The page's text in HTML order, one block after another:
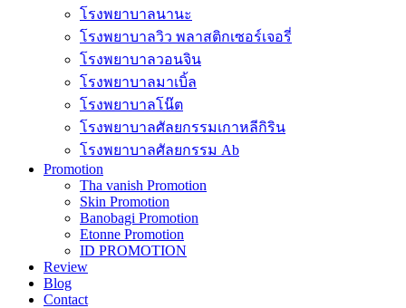
โรงพยาบาลนานะ
โรงพยาบาลวิว พลาสติกเซอร์เจอรี่
โรงพยาบาลวอนจิน
โรงพยาบาลมาเบิ้ล
โรงพยาบาลโน๊ต
โรงพยาบาลศัลยกรรมเกาหลีกิริน
โรงพยาบาลศัลยกรรม Ab
Promotion
Tha vanish Promotion
Skin Promotion
Banobagi Promotion
Etonne Promotion
ID PROMOTION
Review
Blog
Contact